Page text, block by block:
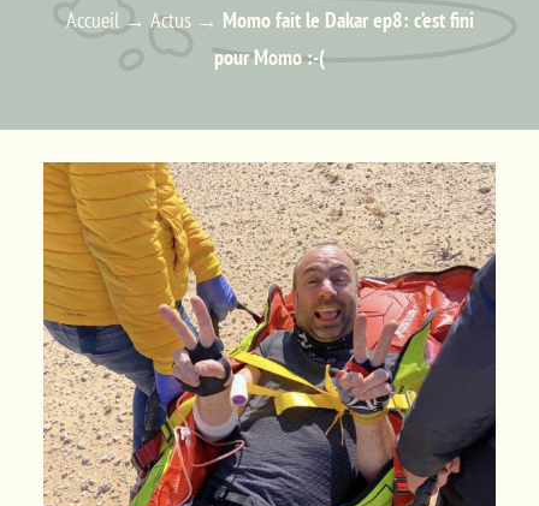
TUTOS
Panier
Accueil→ Actus→ Momo fait le Dakar ep8: c’est fini
pour Momo :-(